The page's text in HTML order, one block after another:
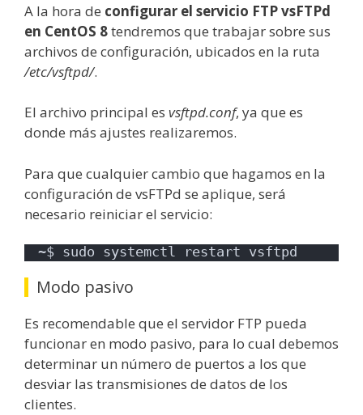
A la hora de configurar el servicio FTP vsFTPd
en CentOS 8tendremos que trabajar sobre sus
archivos de configuración, ubicados en la ruta
/etc/vsftpd/.
El archivo principal es vsftpd.conf, ya que es
donde más ajustes realizaremos.
Para que cualquier cambio que hagamos en la
configuración de vsFTPd se aplique, será
necesario reiniciar el servicio:
~$ sudo systemctl restart vsftpd
Modo pasivo
Es recomendable que el servidor FTP pueda
funcionar en modo pasivo, para lo cual debemos
determinar un número de puertos a los que
desviar las transmisiones de datos de los
clientes.